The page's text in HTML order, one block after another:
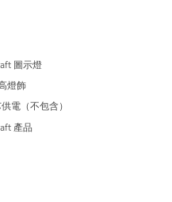
圖示燈
燈飾
電（不包含）
產品